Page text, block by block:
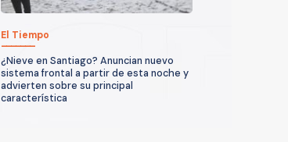
El Tiempo
¿Nieve en Santiago? Anuncian nuevo
sistema frontal a partir de esta noche y
advierten sobre su principal
característica